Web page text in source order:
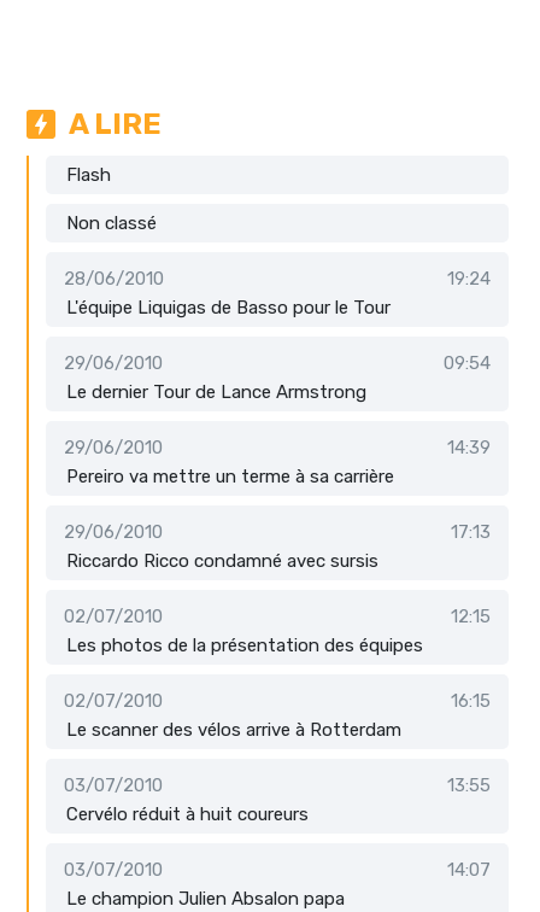
A LIRE
Flash
Non classé
28/06/2010
19:24
L'équipe Liquigas de Basso pour le Tour
29/06/2010
09:54
Le dernier Tour de Lance Armstrong
29/06/2010
14:39
Pereiro va mettre un terme à sa carrière
29/06/2010
17:13
Riccardo Ricco condamné avec sursis
02/07/2010
12:15
Les photos de la présentation des équipes
02/07/2010
16:15
Le scanner des vélos arrive à Rotterdam
03/07/2010
13:55
Cervélo réduit à huit coureurs
03/07/2010
14:07
Le champion Julien Absalon papa